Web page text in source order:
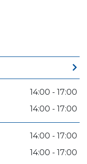
14:00 - 17:00
14:00 - 17:00
14:00 - 17:00
14:00 - 17:00